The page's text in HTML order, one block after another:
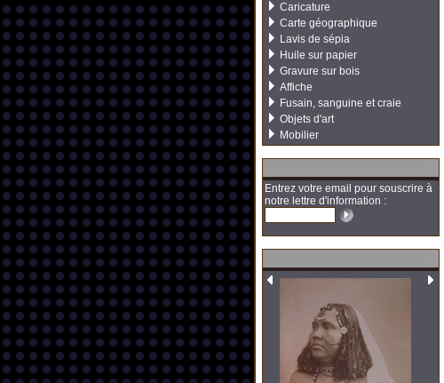
Caricature
Carte géographique
Lavis de sépia
Huile sur papier
Gravure sur bois
Affiche
Fusain, sanguine et craie
Objets d'art
Mobilier
Entrez votre email pour souscrire à
notre lettre d'information :